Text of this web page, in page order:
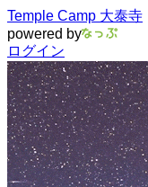
Temple Camp 大泰寺
powered by
ログイン